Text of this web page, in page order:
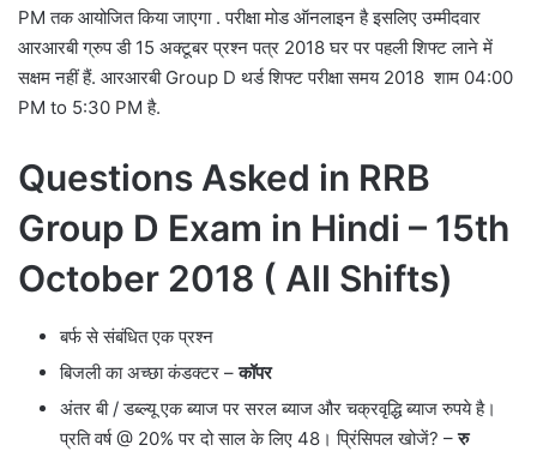
PM तक आयोजित किया जाएगा . परीक्षा मोड ऑनलाइन है इसलिए उम्मीदवार
आरआरबी ग्रुप डी 15 अक्टूबर प्रश्न पत्र 2018 घर पर पहली शिफ्ट लाने में
सक्षम नहीं हैं. आरआरबी Group D थर्ड शिफ्ट परीक्षा समय 2018 शाम 04:00
PM to 5:30 PM है.
Questions Asked in RRB
Group D Exam in Hindi – 15th
October 2018 ( All Shifts)
बर्फ से संबंधित एक प्रश्न
बिजली का अच्छा कंडक्टर –कॉपर
अंतर बी / डब्ल्यू एक ब्याज पर सरल ब्याज और चक्रवृद्धि ब्याज रुपये है।
प्रति वर्ष @ 20% पर दो साल के लिए 48। प्रिंसिपल खोजें? –रु